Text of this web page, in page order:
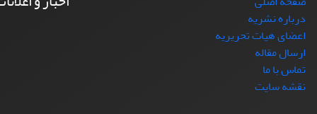
درباره نشریه
اعضای هیات تحریریه
ارسال مقاله
تماس با ما
نقشه سایت